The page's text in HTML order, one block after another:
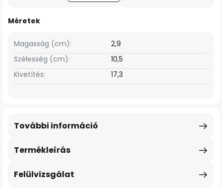
Méretek
Szélesség (cm): 10,5
Magasság (cm): 2,9
Kivetítés: 17,3
Termékleírás
További információ
Felülvizsgálat